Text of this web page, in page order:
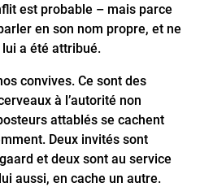
est probable – mais parce
en son nom propre, et ne
a été attribué.
convives. Ce sont des
à l’autorité non
attablés se cachent
Deux invités sont
et deux sont au service
aussi, en cache un autre.